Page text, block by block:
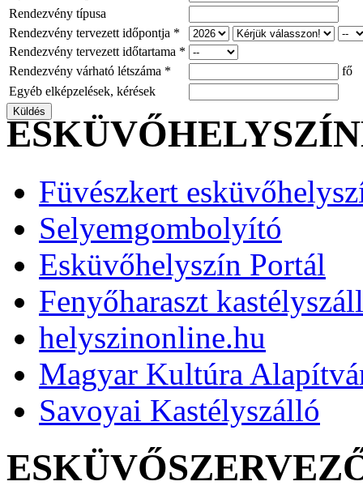
Rendezvény típusa
Rendezvény tervezett időpontja *
Rendezvény tervezett időtartama *
Rendezvény várható létszáma *
fő
Egyéb elképzelések, kérések
Füvészkert
Selyemgombolyító
Esküvőhelyszín Portál
Fenyőharaszt
helyszinonline.hu
Magyar Kultúra
Savoyai Kastélyszálló